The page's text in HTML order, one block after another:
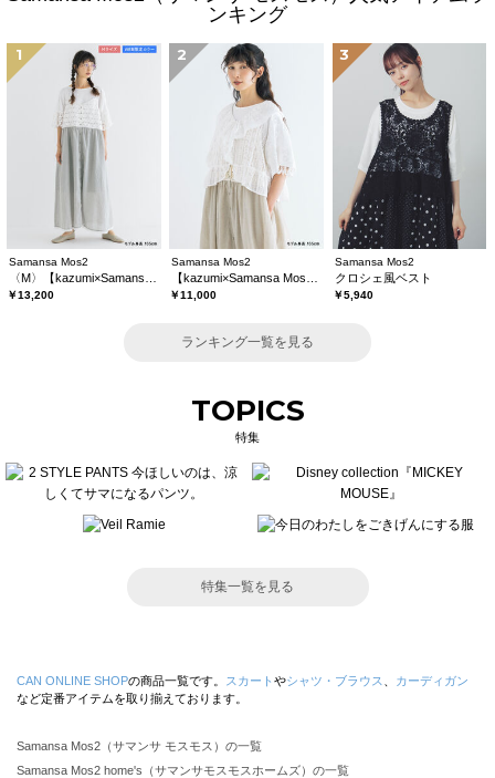
ンキング
1
Samansa Mos2
￥13,200
2
Samansa Mos2
￥11,000
3
Samansa Mos2
クロシェ風ベスト
￥5,940
ランキング一覧を見る
TOPICS
特集
特集一覧を見る
CAN ONLINE SHOPの商品一覧です。 スカート やシャツ・ブラウス
カーディガン
など定番アイテムを取り揃えております。
Samansa Mos2（サマンサ モスモス）の一覧
Samansa Mos2 home's（サマンサモスモスホームズ）の一覧